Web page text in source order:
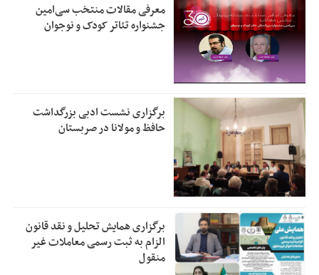
معرفی مقالات منتخب سی‌امین
جشنواره تئاتر کودک و نوجوان
برگزاری نشست ادبی بزرگداشت
حافظ و مولانا در صربستان
برگزاری همایش تحلیل و نقد قانون
الزام به ثبت رسمی معاملات غیر
منقول